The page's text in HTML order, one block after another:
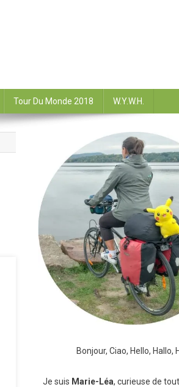
Tour Du Monde 2018 W.Y.W.H.
Bonjour, Ciao, Hello, Hallo,
Je suis Marie-Léa, curieuse de